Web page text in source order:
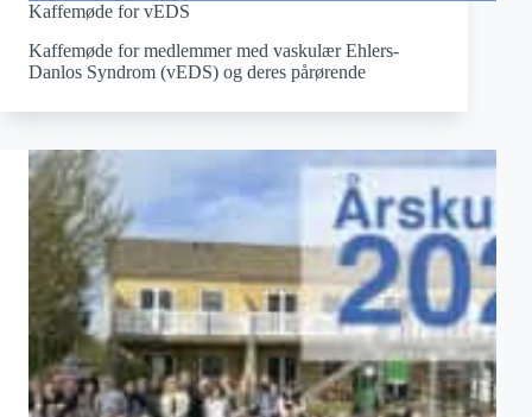
Kaffemøde for vEDS
Kaffemøde for medlemmer med vaskulær Ehlers-
Danlos Syndrom (vEDS) og deres pårørende